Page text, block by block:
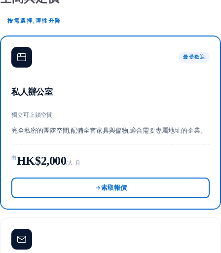
按需選擇,彈性升降
最受歡迎
私人辦公室
獨立可上鎖空間
完全私密的團隊空間,配備全套家具與儲物,適合需要專屬地址的企業。
由HK$2,000/人·月
索取報價